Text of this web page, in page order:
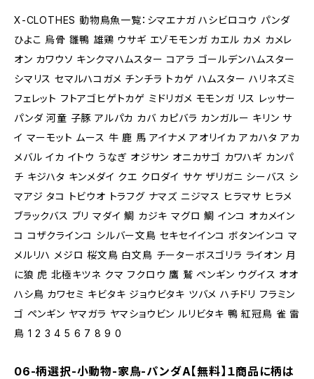
X-CLOTHES 動物鳥魚一覧：シマエナガ ハシビロコウ パンダ
ひよこ 烏骨 雛鴨 雄鶏 ウサギ エゾモモンガ カエル カメ カメレ
オン カワウソ キンクマハムスター コアラ ゴールデンハムスター
シマリス セマルハコガメ チンチラ トカゲ ハムスター ハリネズミ
フェレット フトアゴヒゲトカゲ ミドリガメ モモンガ リス レッサー
パンダ 河童 子豚 アルパカ カバ カピバラ カンガルー キリン サ
イ マーモット ムース 牛 鹿 馬 アイナメ アオリイカ アカハタ アカ
メバル イカ イトウ うなぎ オジサン オニカサゴ カワハギ カンパ
チ キジハタ キンメダイ クエ クロダイ サケ ザリガニ シーバス シ
マアジ タコ トビウオ トラフグ ナマズ ニジマス ヒラマサ ヒラメ
ブラックバス ブリ マダイ 鯛 カジキ マグロ 鯛 インコ オカメイン
コ コザクラインコ シルバー文鳥 セキセイインコ ボタンインコ マ
メルリハ メジロ 桜文鳥 白文鳥 チーターボスゴリラ ライオン 月
に狼 虎 北極キツネ クマ フクロウ 鷹 鷲 ペンギン ウグイス オオ
ハシ鳥 カワセミ キビタキ ジョウビタキ ツバメ ハチドリ フラミン
ゴ ペンギン ヤマガラ ヤマショウビン ルリビタキ 鴨 紅冠鳥 雀 雷
鳥 1 2 3 4 5 6 7 8 9 0
06-柄選択-小動物-家鳥-パンダA【無料】１商品に柄は